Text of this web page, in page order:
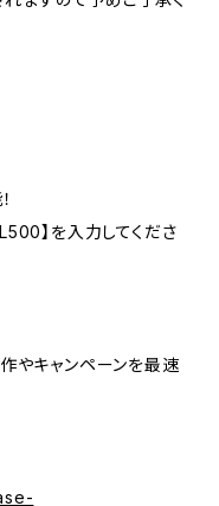
】を入力してくださ
やキャンペーンを最速